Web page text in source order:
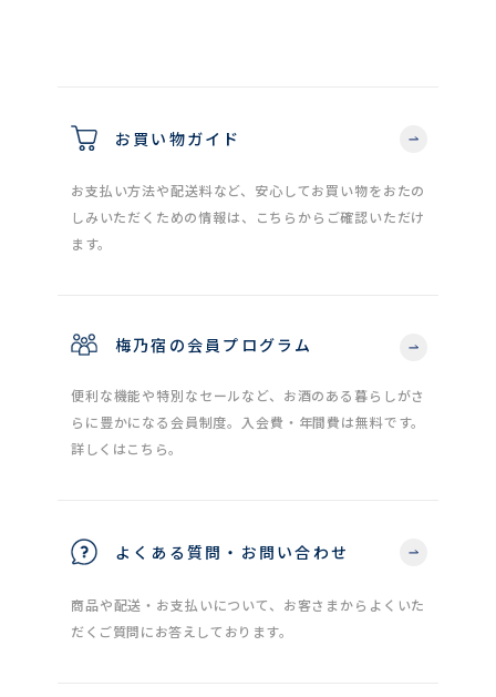
お買い物ガイド
お支払い方法や配送料など、安心してお買い物をおたの
しみいただくための情報は、こちらからご確認いただけ
ます。
梅乃宿の会員プログラム
便利な機能や特別なセールなど、お酒のある暮らしがさ
らに豊かになる会員制度。入会費・年間費は無料です。
詳しくはこちら。
よくある質問・お問い合わせ
商品や配送・お支払いについて、お客さまからよくいた
だくご質問にお答えしております。